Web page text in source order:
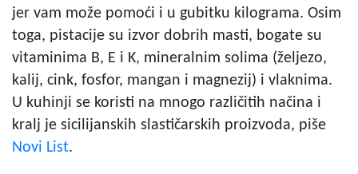
jer vam može pomoći i u gubitku kilograma. Osim
toga, pistacije su izvor dobrih masti, bogate su
vitaminima B, E i K, mineralnim solima (željezo,
kalij, cink, fosfor, mangan i magnezij) i vlaknima.
U kuhinji se koristi na mnogo različitih načina i
kralj je sicilijanskih slastičarskih proizvoda, piše
Novi List.